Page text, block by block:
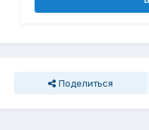
Поделиться